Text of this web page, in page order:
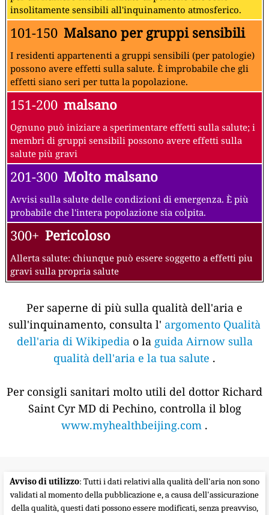
insolitamente sensibili all'inquinamento atmosferico.
101-150 Malsano per gruppi sensibili
I residenti appartenenti a gruppi sensibili (per patologie)
possono avere effetti sulla salute. È improbabile che gli
effetti siano seri per tutta la popolazione.
151-200 malsano
Ognuno può iniziare a sperimentare effetti sulla salute; i
membri di gruppi sensibili possono avere effetti sulla
salute più gravi
201-300 Molto malsano
Avvisi sulla salute delle condizioni di emergenza. È più
probabile che l'intera popolazione sia colpita.
300+ Pericoloso
Allerta salute: chiunque può essere soggetto a effetti piu
gravi sulla propria salute
Per saperne di più sulla qualità dell'aria e
sull'inquinamento, consulta l' argomento Qualità
dell'aria di Wikipediao la guida Airnow sulla
qualità dell'aria e la tua salute .
Per consigli sanitari molto utili del dottor Richard
Saint Cyr MD di Pechino, controlla il blog
www.myhealthbeijing.com .
Avviso di utilizzo: Tutti i dati relativi alla qualità dell'aria non sono
validati al momento della pubblicazione e, a causa dell'assicurazione
della qualità, questi dati possono essere modificati, senza preavviso,